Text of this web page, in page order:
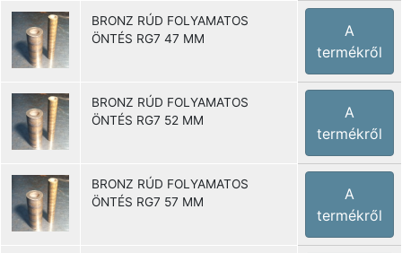
BRONZ RÚD FOLYAMATOS
ÖNTÉS RG7 47 MM
A
termékről
BRONZ RÚD FOLYAMATOS
ÖNTÉS RG7 52 MM
A
termékről
BRONZ RÚD FOLYAMATOS
ÖNTÉS RG7 57 MM
A
termékről